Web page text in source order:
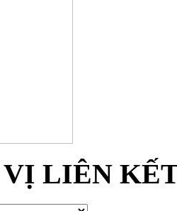
LIÊN